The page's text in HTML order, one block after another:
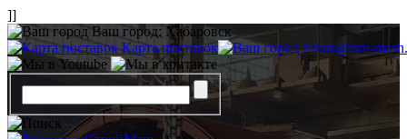
]]
Ваш город: Хабаровск
Карта поставок
zakaz@rsm-